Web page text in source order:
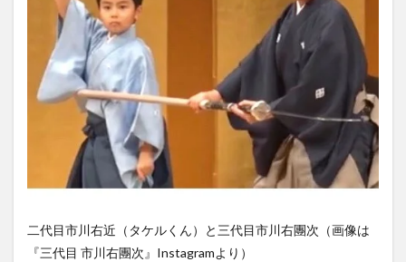
二代目市川右近（タケルくん）と三代目市川右團次（画像は
『三代目 市川右團次』Instagramより）